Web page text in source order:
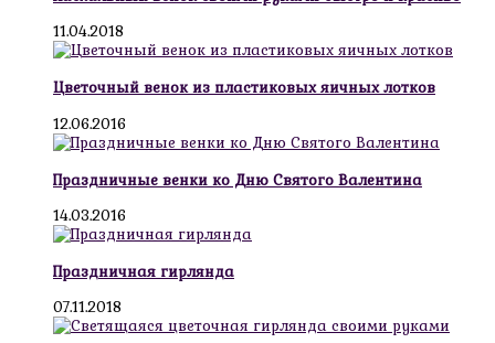
11.04.2018
Цветочный венок из пластиковых яичных лотков
12.06.2016
Праздничные венки ко Дню Святого Валентина
14.03.2016
Праздничная гирлянда
07.11.2018